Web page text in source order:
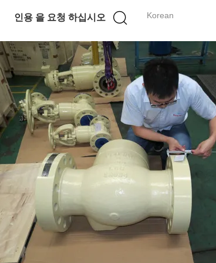
Korean
인용 을 요청 하십시오